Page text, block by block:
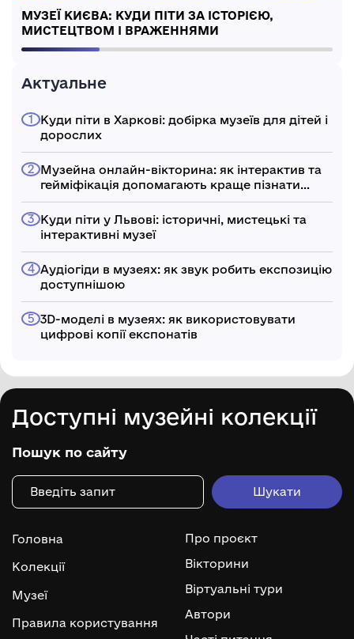
МУЗЕЇ КИЄВА: КУДИ ПІТИ ЗА ІСТОРІЄЮ,
МИСТЕЦТВОМ І ВРАЖЕННЯМИ
Актуальне
Куди піти в Харкові: добірка музеїв для дітей і
дорослих
Музейна онлайн-вікторина: як інтерактив та
гейміфікація допомагають краще пізнати
культуру України
Куди піти у Львові: історичні, мистецькі та
інтерактивні музеї
Аудіогіди в музеях: як звук робить експозицію
доступнішою
3D-моделі в музеях: як використовувати
цифрові копії експонатів
Доступні музейні колекції
Пошук по сайту
Головна
Колекції
Музеї
Правила користування
Про проєкт
Вікторини
Віртуальні тури
Автори